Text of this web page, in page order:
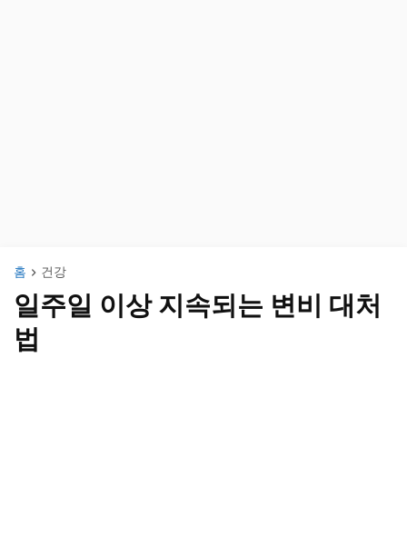
홈 건강
일주일 이상 지속되는 변비 대처
법